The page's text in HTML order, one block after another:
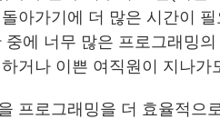
아가기에 더 많은 시간이
에 너무 많은 프로그래밍
거나 이쁜 여직원이 지나가
프로그래밍을 더 효율적으